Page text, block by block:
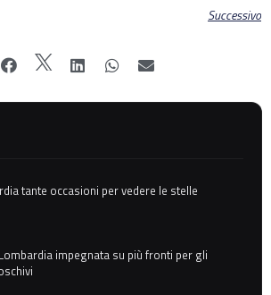
Successivo
tante occasioni per vedere le stelle
impegnata su più fronti per gli